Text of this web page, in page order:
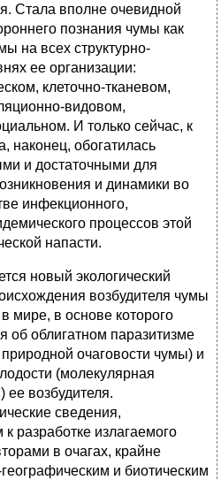
Стала вполне очевидной
познания чумы как
на всех структурно-
ее организации:
клеточно-тканевом,
видовом,
И только сейчас, к
наконец, обогатилась
и достаточными для
и динамики во
инфекционного,
процессов этой
напасти.
новый экологический
возбудителя чумы
мире, в основе которого
об облигатном паразитизме
очаговости чумы) и
(молекулярная
ее возбудителя.
сведения,
разработке излагаемого
в очагах, крайне
и биотическим